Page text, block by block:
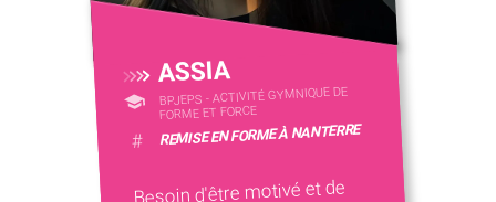
ASSIA
BPJEPS - ACTIVITÉ GYMNIQUE DE
FORME ET FORCE
# REMISE EN FORME À NANTERRE
Besoin d'être motivé et de